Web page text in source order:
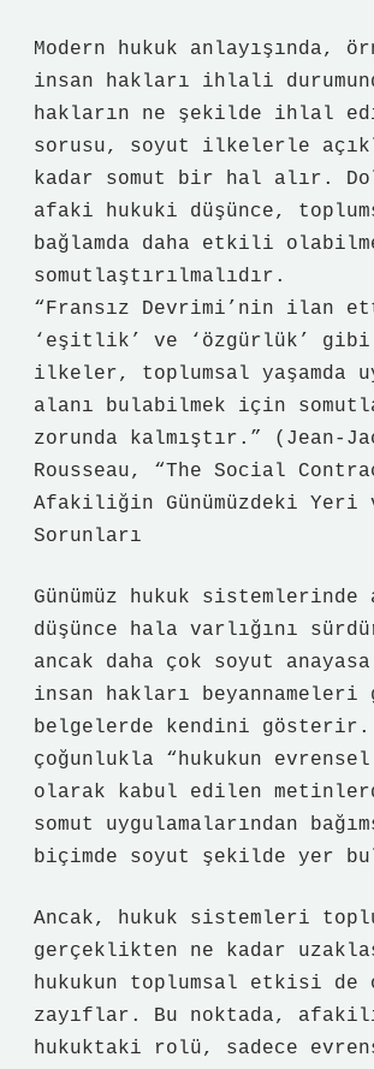
Modern hukuk anlayışında,
insan hakları ihlali
hakların ne şekilde ihlal
sorusu, soyut ilkelerle
kadar somut bir hal alır.
afaki hukuki düşünce,
bağlamda daha etkili
somutlaştırılmalıdır.
“Fransız Devrimi’nin ilan
‘eşitlik’ ve ‘özgürlük’ gibi
ilkeler, toplumsal yaşamda
alanı bulabilmek için
zorunda kalmıştır.” (Jean-
Rousseau, “The Social
Afakiliğin Günümüzdeki Yeri
Sorunları
Günümüz hukuk
düşünce hala varlığını
ancak daha çok soyut
insan hakları beyannameleri
belgelerde kendini gösterir.
çoğunlukla “hukukun
olarak kabul edilen
somut uygulamalarından
biçimde soyut şekilde yer
Ancak, hukuk sistemleri
gerçeklikten ne kadar
hukukun toplumsal etkisi de
zayıflar. Bu noktada,
hukuktaki rolü, sadece